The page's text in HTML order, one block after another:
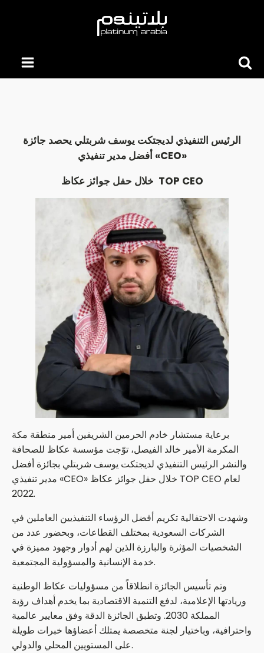
الرئيس التنفيذي لديجتكت يوسف شربتلي يحصد جائزة
أفضل مدير تنفيذي «CEO»
خلال حفل جوائز عكاظ TOP CEO
برعاية مستشار خادم الحرمين الشريفين أمير منطقة مكة
المكرمة الأمير خالد الفيصل، توّجت مؤسسة عكاظ للصحافة
والنشر الرئيس التنفيذي لديجتكت يوسف شربتلي بجائزة أفضل
مدير تنفيذي «CEO» خلال حفل جوائز عكاظ TOP CEO لعام
2022.
وشهدت الاحتفالية تكريم أفضل الرؤساء التنفيذيين العاملين في
الشركات السعودية بمختلف القطاعات، وبحضور عدد من
الشخصيات المؤثرة والبارزة الذين لهم أدوار وجهود مميزة في
خدمة الإنسانية والمسؤولية المجتمعية.
وتم تأسيس الجائزة انطلاقاً من مسؤوليات عكاظ الوطنية
وريادتها الإعلامية، لدفع التنمية الاقتصادية بما يخدم أهداف رؤية
المملكة 2030. وتطبق الجائزة الدقة وفق معايير عالمية
واحترافية، وباختيار لجنة متخصصة يمتلك أعضاؤها خبرات طويلة
على المستويين المحلي والدولي.